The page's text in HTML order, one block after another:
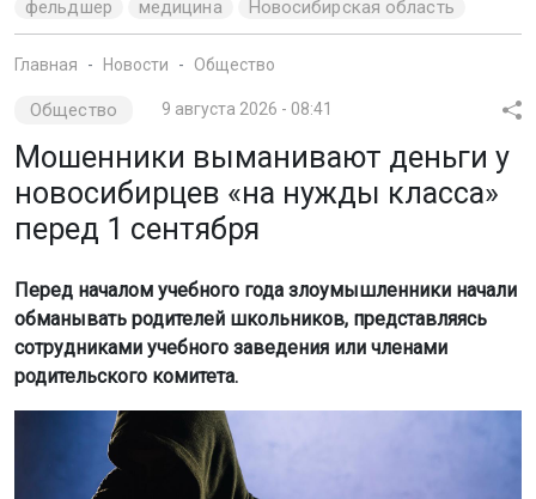
фельдшер медицина Новосибирская область
Главная Новости Общество
Общество 9 августа 2026 - 08:41
Мошенники выманивают деньги у
новосибирцев «на нужды класса»
перед 1 сентября
Перед началом учебного года злоумышленники начали
обманывать родителей школьников, представляясь
сотрудниками учебного заведения или членами
родительского комитета.